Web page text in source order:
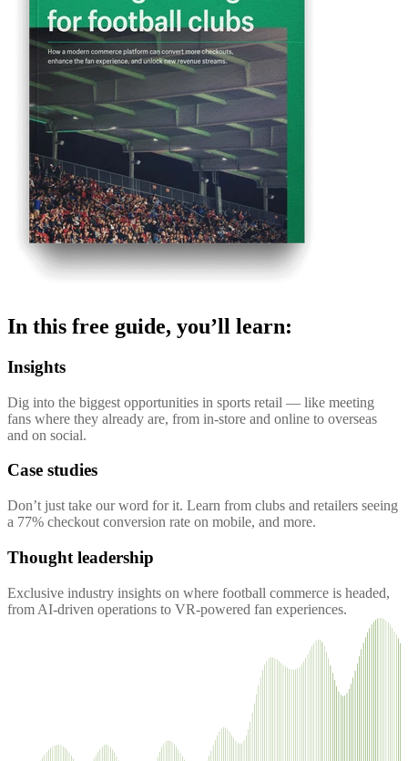
In this free guide, you’ll learn:
Insights
Dig into the biggest opportunities in sports retail — like meeting
fans where they already are, from in-store and online to overseas
and on social.
Case studies
Don’t just take our word for it. Learn from clubs and retailers seeing
a 77% checkout conversion rate on mobile, and more.
Thought leadership
Exclusive industry insights on where football commerce is headed,
from AI-driven operations to VR-powered fan experiences.